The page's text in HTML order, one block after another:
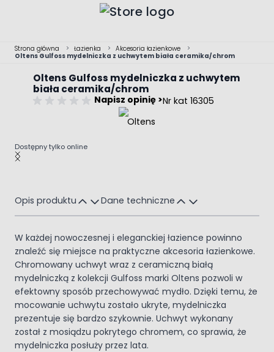
Strona główna > Łazienka > Akcesoria łazienkowe
>
Oltens Gulfoss mydelniczka z uchwytem biała ceramika/chrom
Oltens Gulfoss mydelniczka z uchwytem
biała ceramika/chrom
Napisz opinię >Nr kat 16305
Dostępny tylko online
Main image
Click to view image in fullscreen
Opis produktu Dane techniczne
W każdej nowoczesnej i eleganckiej łazience powinno
znaleźć się miejsce na praktyczne akcesoria łazienkowe.
Chromowany uchwyt wraz z ceramiczną białą
mydelniczką z kolekcji Gulfoss marki Oltens pozwoli w
efektowny sposób przechowywać mydło. Dzięki temu, że
mocowanie uchwytu zostało ukryte, mydelniczka
prezentuje się bardzo szykownie. Uchwyt wykonany
został z mosiądzu pokrytego chromem, co sprawia, że
mydelniczka posłuży przez lata.